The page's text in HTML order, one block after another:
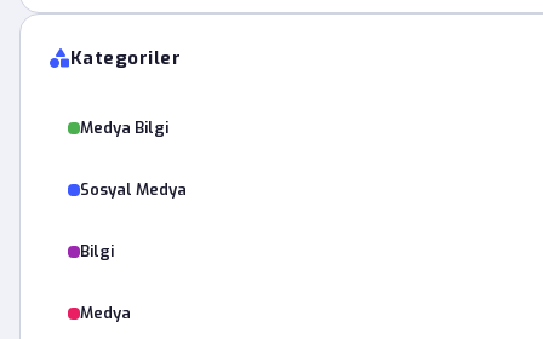
Kategoriler
Medya Bilgi
Sosyal Medya
Bilgi
Medya